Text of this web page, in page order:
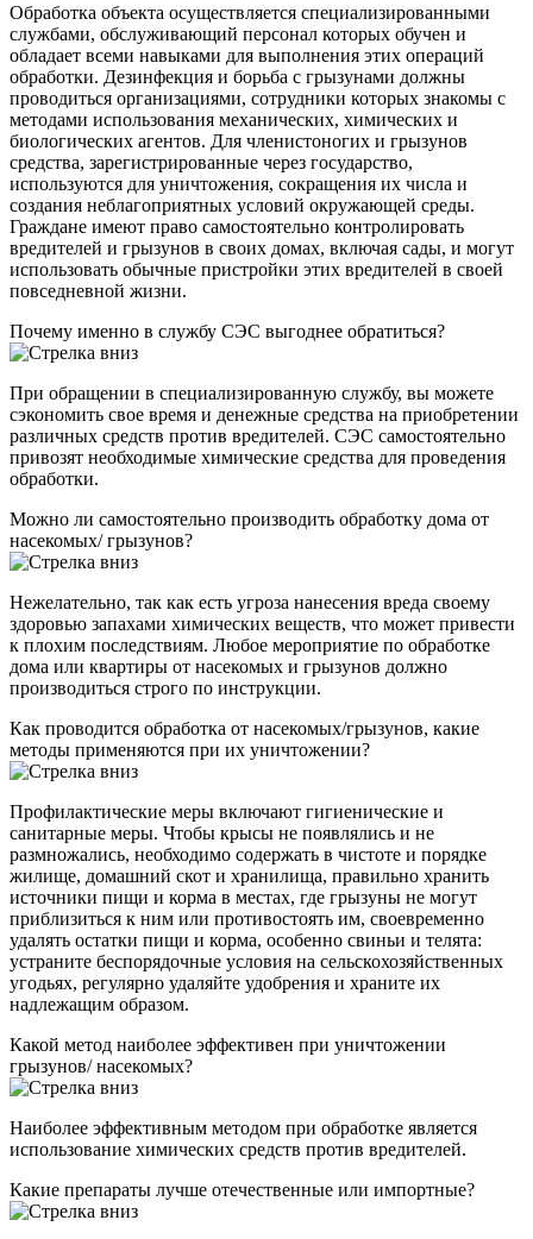
Обработка объекта осуществляется специализированными
службами, обслуживающий персонал которых обучен и
обладает всеми навыками для выполнения этих операций
обработки. Дезинфекция и борьба с грызунами должны
проводиться организациями, сотрудники которых знакомы с
методами использования механических, химических и
биологических агентов. Для членистоногих и грызунов
средства, зарегистрированные через государство,
используются для уничтожения, сокращения их числа и
создания неблагоприятных условий окружающей среды.
Граждане имеют право самостоятельно контролировать
вредителей и грызунов в своих домах, включая сады, и могут
использовать обычные пристройки этих вредителей в своей
повседневной жизни.
Почему именно в службу СЭС выгоднее обратиться?
При обращении в специализированную службу, вы можете
сэкономить свое время и денежные средства на приобретении
различных средств против вредителей. СЭС самостоятельно
привозят необходимые химические средства для проведения
обработки.
Можно ли самостоятельно производить обработку дома от
насекомых/ грызунов?
Нежелательно, так как есть угроза нанесения вреда своему
здоровью запахами химических веществ, что может привести
к плохим последствиям. Любое мероприятие по обработке
дома или квартиры от насекомых и грызунов должно
производиться строго по инструкции.
Как проводится обработка от насекомых/грызунов, какие
методы применяются при их уничтожении?
Профилактические меры включают гигиенические и
санитарные меры. Чтобы крысы не появлялись и не
размножались, необходимо содержать в чистоте и порядке
жилище, домашний скот и хранилища, правильно хранить
источники пищи и корма в местах, где грызуны не могут
приблизиться к ним или противостоять им, своевременно
удалять остатки пищи и корма, особенно свиньи и телята:
устраните беспорядочные условия на сельскохозяйственных
угодьях, регулярно удаляйте удобрения и храните их
надлежащим образом.
Какой метод наиболее эффективен при уничтожении
грызунов/ насекомых?
Наиболее эффективным методом при обработке является
использование химических средств против вредителей.
Какие препараты лучше отечественные или импортные?